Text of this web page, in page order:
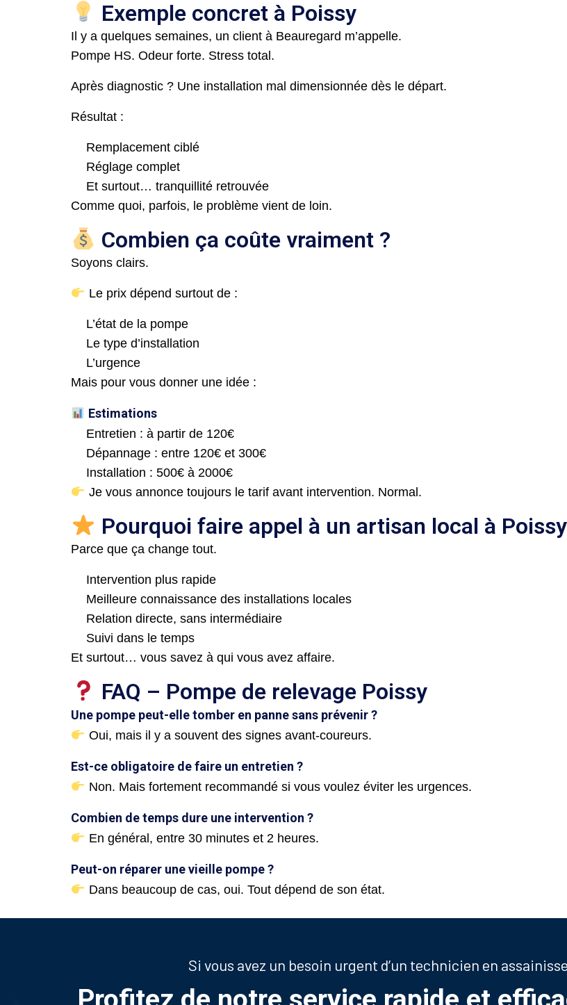
Exemple concret à Poissy
Il y a quelques semaines, un client à Beauregard m’appelle.
Pompe HS. Odeur forte. Stress total.
Après diagnostic ? Une installation mal dimensionnée dès le départ.
Résultat :
Remplacement ciblé
Réglage complet
Et surtout… tranquillité retrouvée
Comme quoi, parfois, le problème vient de loin.
Combien ça coûte vraiment ?
Soyons clairs.
Le prix dépend surtout de :
L’état de la pompe
Le type d’installation
L’urgence
Mais pour vous donner une idée :
Estimations
Entretien : à partir de 120€
Dépannage : entre 120€ et 300€
Installation : 500€ à 2000€
Je vous annonce toujours le tarif avant intervention. Normal.
Pourquoi faire appel à un artisan local à
Parce que ça change tout.
Intervention plus rapide
Meilleure connaissance des installations locales
Relation directe, sans intermédiaire
Suivi dans le temps
Et surtout… vous savez à qui vous avez affaire.
FAQ – Pompe de relevage Poissy
Une pompe peut-elle tomber en panne sans prévenir ?
Oui, mais il y a souvent des signes avant-coureurs.
Est-ce obligatoire de faire un entretien ?
Non. Mais fortement recommandé si vous voulez éviter les urgences.
Combien de temps dure une intervention ?
En général, entre 30 minutes et 2 heures.
Peut-on réparer une vieille pompe ?
Dans beaucoup de cas, oui. Tout dépend de son état.
Si vous avez un besoin urgent d’un technicien en